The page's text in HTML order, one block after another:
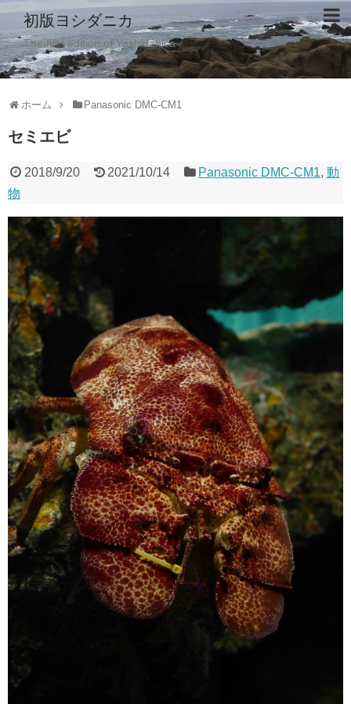
初版ヨシダニカ
The first edition of Yoshidanica
ホーム Panasonic DMC-CM1
セミエビ
2018/9/20 2021/10/14 Panasonic DMC-CM1,動
物